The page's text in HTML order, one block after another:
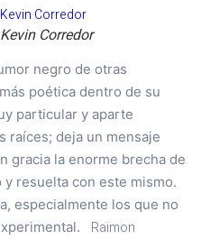
Corredor
negro de otras
poética dentro de su
particular y aparte
raíces; deja un mensaje
gracia la enorme brecha de
resuelta con este mismo.
especialmente los que no
Raimon